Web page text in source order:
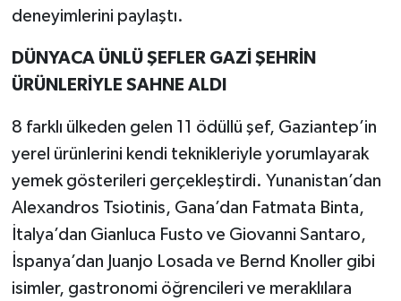
deneyimlerini paylaştı.
DÜNYACA ÜNLÜ ŞEFLER GAZİ ŞEHRİN
ÜRÜNLERİYLE SAHNE ALDI
8 farklı ülkeden gelen 11 ödüllü şef, Gaziantep’in
yerel ürünlerini kendi teknikleriyle yorumlayarak
yemek gösterileri gerçekleştirdi. Yunanistan’dan
Alexandros Tsiotinis, Gana’dan Fatmata Binta,
İtalya’dan Gianluca Fusto ve Giovanni Santaro,
İspanya’dan Juanjo Losada ve Bernd Knoller gibi
isimler, gastronomi öğrencileri ve meraklılara